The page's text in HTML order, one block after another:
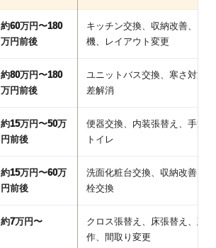
約60万円〜180
万円前後
キッチン交換、収納改善、レ
機、レイアウト変更
約80万円〜180
万円前後
ユニットバス交換、寒さ対策
差解消
約15万円〜50万
円前後
便器交換、内装張替え、手洗
トイレ
約15万円〜60万
円前後
洗面化粧台交換、収納改善、
栓交換
約7万円〜
クロス張替え、床張替え、建
作、間取り変更